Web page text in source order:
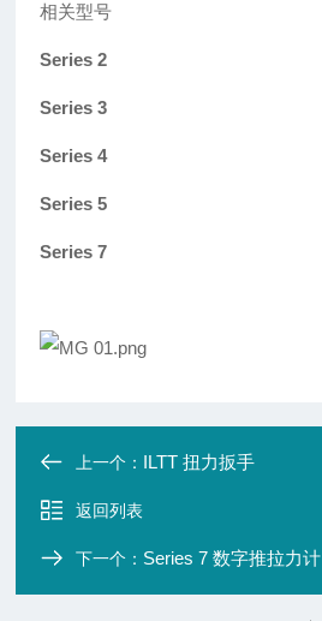
相关型号
Series 2
Series 3
Series 4
Series 5
Series 7
上一个： ILTT 扭力扳手
返回列表
下一个： Series 7 数字推拉力计